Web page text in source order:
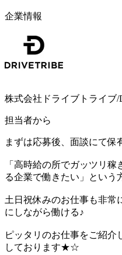
企業情報
株式会社ドライブトライブ/
担当者から
まずは応募後、面談にて保
「高時給の所でガッツリ
る企業で働きたい」という
土日祝休みのお仕事も非常
にしながら働ける♪
ピッタリのお仕事をご紹介
しております★☆